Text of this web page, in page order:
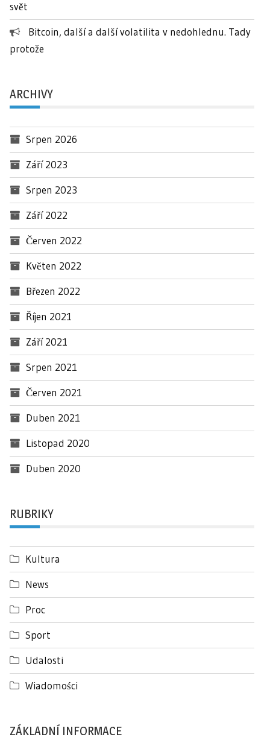
svět
Bitcoin, další a další volatilita v nedohlednu. Tady
protože
ARCHIVY
Srpen 2026
Září 2023
Srpen 2023
Září 2022
Červen 2022
Květen 2022
Březen 2022
Říjen 2021
Září 2021
Srpen 2021
Červen 2021
Duben 2021
Listopad 2020
Duben 2020
RUBRIKY
Kultura
News
Proc
Sport
Udalosti
Wiadomości
ZÁKLADNÍ INFORMACE